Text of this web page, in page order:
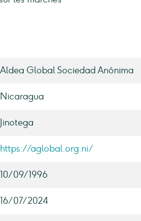
Aldea Global Sociedad Anónima
Nicaragua
Jinotega
https://aglobal.org.ni/
10/09/1996
16/07/2024